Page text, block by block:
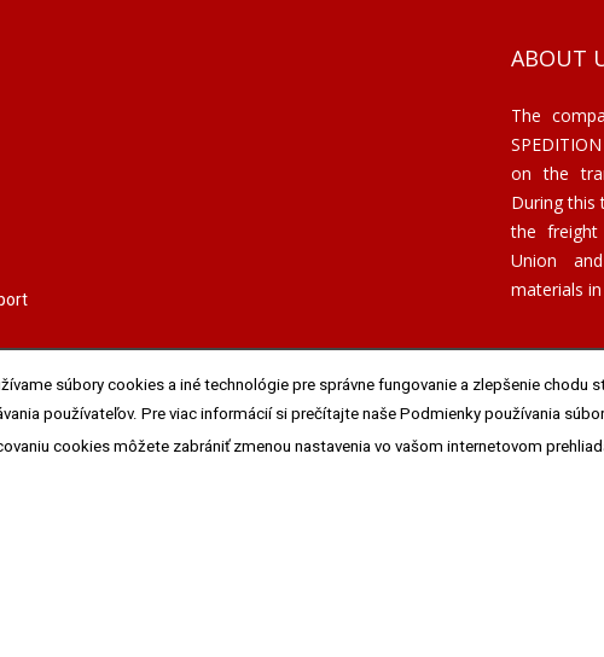
and ADR
ABOUT
The
on the
During this
the freight
Union
materials
súbory cookies a iné technológie pre správne fungovanie a zlepšenie chodu
používateľov. Pre viac informácií si prečítajte naše Podmienky používania
cookies môžete zabrániť zmenou nastavenia vo vašom internetovom